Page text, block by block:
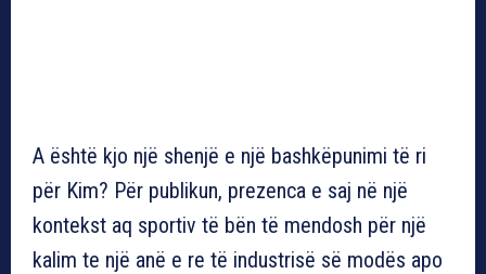
A është kjo një shenjë e një bashkëpunimi të ri
për Kim? Për publikun, prezenca e saj në një
kontekst aq sportiv të bën të mendosh për një
kalim te një anë e re të industrisë së modës apo